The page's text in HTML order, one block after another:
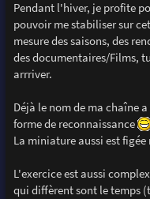
Pendant l'hiver, je profite
pouvoir me stabiliser sur
mesure des saisons, des
des documentaires/Films,
arrriver.
Déjà le nom de ma chaîne
forme de reconnaissance
La miniature aussi est
L'exercice est aussi
qui diffèrent sont le temps